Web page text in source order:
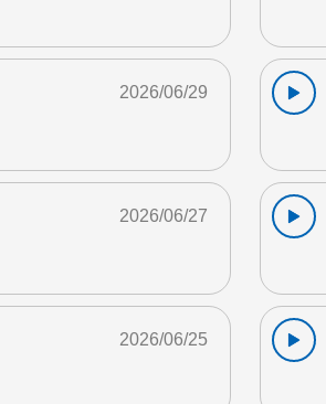
2026/06/29
2026/06/27
2026/06/25